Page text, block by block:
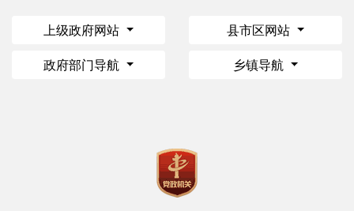
上级政府网站 县市区网站
政府部门导航 乡镇导航